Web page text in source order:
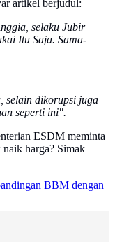
artikel berjudul:
selaku Jubir
Itu Saja. Sama-
selain dikorupsi juga
seperti ini".
ESDM meminta
naik harga? Simak
BBM dengan